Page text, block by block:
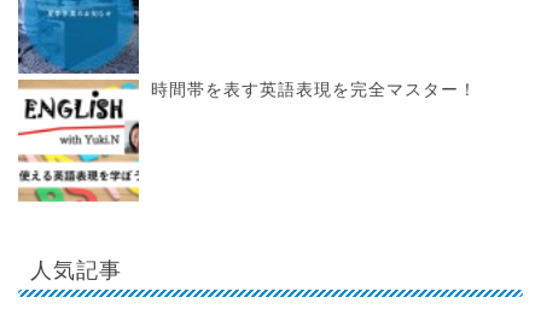
時間帯を表す英語表現を完全マスター！
人気記事